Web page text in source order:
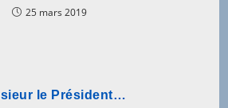
25 mars 2019
le Président…